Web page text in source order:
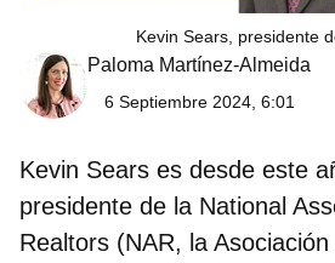
Kevin Sears, presidente
Paloma Martínez-Almeida
6 Septiembre 2024, 6:01
Kevin Sears es desde este
presidente de la National
Realtors (NAR, la